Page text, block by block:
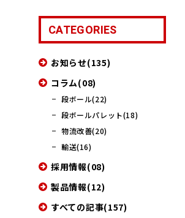
CATEGORIES
お知らせ(135)
コラム(08)
段ボール(22)
段ボールパレット(18)
物流改善(20)
輸送(16)
採用情報(08)
製品情報(12)
すべての記事(157)